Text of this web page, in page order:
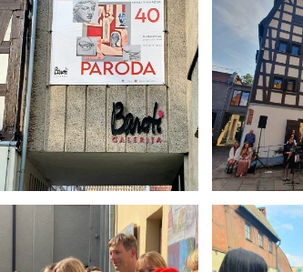
4
5
6
7
8
9
10
11
12